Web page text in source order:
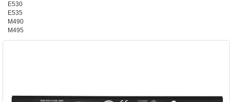
E530
E535
M490
M495